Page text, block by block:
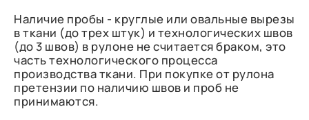
Наличие пробы - круглые или овальные вырезы
в ткани (до трех штук) и технологических швов
(до 3 швов) в рулоне не считается браком, это
часть технологического процесса
производства ткани. При покупке от рулона
претензии по наличию швов и проб не
принимаются.